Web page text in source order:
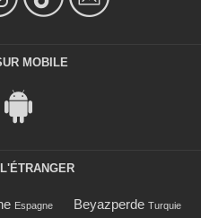
MOBILE
Espagne Beyazperde Turquie